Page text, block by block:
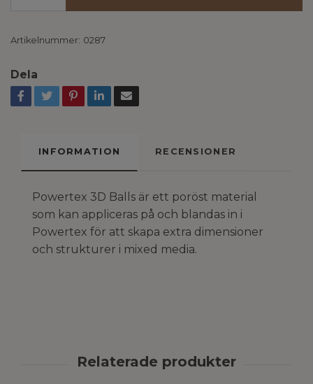
Artikelnummer: 0287
Dela
INFORMATION RECENSIONER
Powertex 3D Balls är ett poröst material
som kan appliceras på och blandas in i
Powertex för att skapa extra dimensioner
och strukturer i mixed media.